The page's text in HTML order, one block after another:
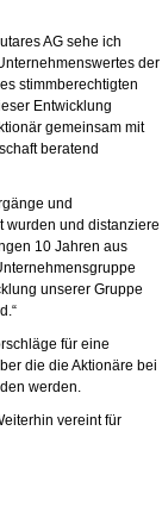
AG sehe ich
der
stimmberechtigten
Entwicklung
gemeinsam mit
beratend
und
wurden und distanziere
10 Jahren aus
unserer Gruppe
für eine
die die Aktionäre bei
werden.
vereint für